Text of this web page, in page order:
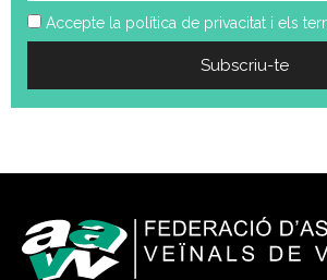
Accepte la política de privacitat i els